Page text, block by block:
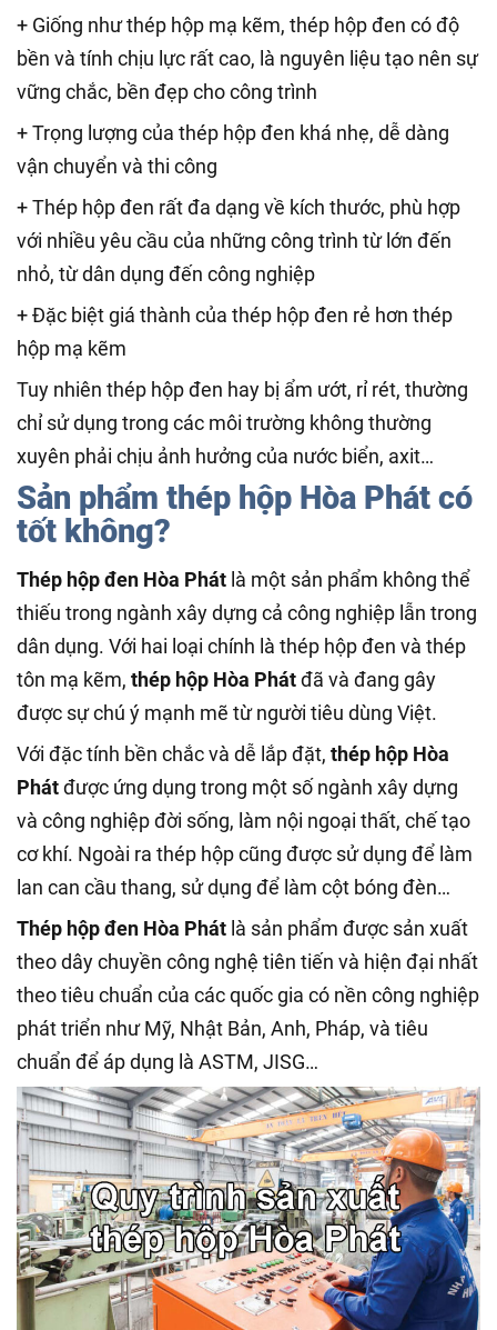
+ Giống như thép hộp mạ kẽm, thép hộp đen có độ
bền và tính chịu lực rất cao, là nguyên liệu tạo nên sự
vững chắc, bền đẹp cho công trình
+ Trọng lượng của thép hộp đen khá nhẹ, dễ dàng
vận chuyển và thi công
+ Thép hộp đen rất đa dạng về kích thước, phù hợp
với nhiều yêu cầu của những công trình từ lớn đến
nhỏ, từ dân dụng đến công nghiệp
+ Đặc biệt giá thành của thép hộp đen rẻ hơn thép
hộp mạ kẽm
Tuy nhiên thép hộp đen hay bị ẩm ướt, rỉ rét, thường
chỉ sử dụng trong các môi trường không thường
xuyên phải chịu ảnh hưởng của nước biển, axit…
Sản phẩm thép hộp Hòa Phát có
tốt không?
Thép hộp đen Hòa Phát là một sản phẩm không thể
thiếu trong ngành xây dựng cả công nghiệp lẫn trong
dân dụng. Với hai loại chính là thép hộp đen và thép
tôn mạ kẽm, thép hộp Hòa Phátđã và đang gây
được sự chú ý mạnh mẽ từ người tiêu dùng Việt.
Với đặc tính bền chắc và dễ lắp đặt, thép hộp Hòa
Phátđược ứng dụng trong một số ngành xây dựng
và công nghiệp đời sống, làm nội ngoại thất, chế tạo
cơ khí. Ngoài ra thép hộp cũng được sử dụng để làm
lan can cầu thang, sử dụng để làm cột bóng đèn…
Thép hộp đen Hòa Phát là sản phẩm được sản xuất
theo dây chuyền công nghệ tiên tiến và hiện đại nhất
theo tiêu chuẩn của các quốc gia có nền công nghiệp
phát triển như Mỹ, Nhật Bản, Anh, Pháp, và tiêu
chuẩn để áp dụng là ASTM, JISG…